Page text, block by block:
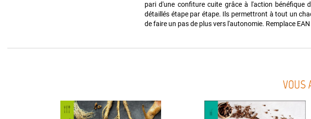
pari d'une confiture cuite grâce à l'action bénéfique
détaillés étape par étape. Ils permettront à tout un
de faire un pas de plus vers l'autonomie. Remplace
VOUS